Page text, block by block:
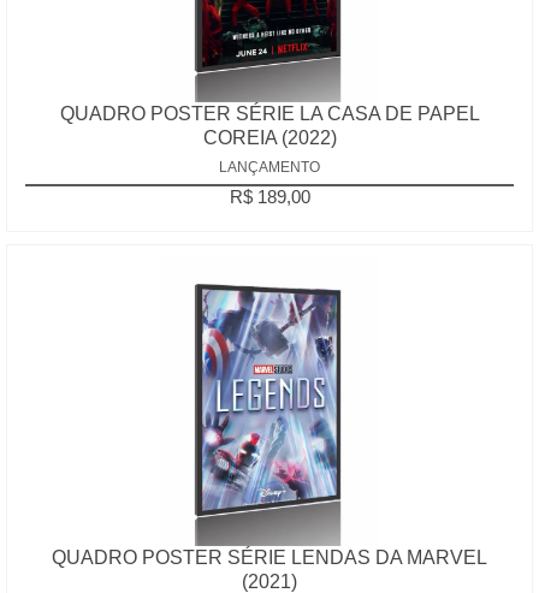
QUADRO POSTER SÉRIE LA CASA DE PAPEL
COREIA (2022)
LANÇAMENTO
R$ 189,00
QUADRO POSTER SÉRIE LENDAS DA MARVEL
(2021)